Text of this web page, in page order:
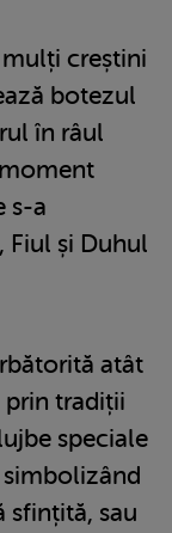
mulți creștini
botezul
în râul
s-a
Fiul și Duhul
atât
prin tradiții
speciale
simbolizând
sfințită, sau